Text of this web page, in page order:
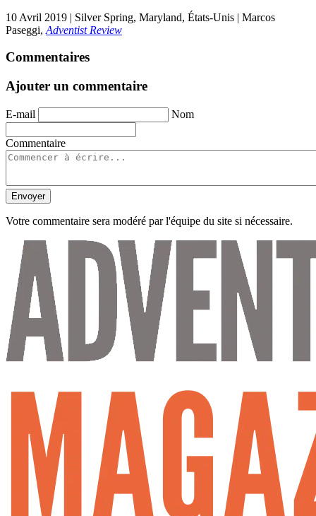
10 Avril 2019 | Silver Spring, Maryland, États-Unis | Marcos
Paseggi, Adventist Review
Commentaires
Ajouter un commentaire
E-mail Nom
Commentaire
Envoyer
Votre commentaire sera modéré par l'équipe du site si nécessaire.